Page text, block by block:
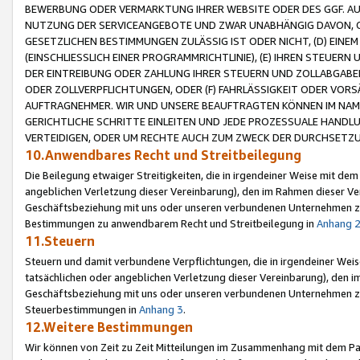
BEWERBUNG ODER VERMARKTUNG IHRER WEBSITE ODER DES GGF.
NUTZUNG DER SERVICEANGEBOTE UND ZWAR UNABHÄNGIG
GESETZLICHEN BESTIMMUNGEN ZULÄSSIG IST ODER NICHT, (D)
(EINSCHLIESSLICH EINER PROGRAMMRICHTLINIE), (E) IHREN
DER EINTREIBUNG ODER ZAHLUNG IHRER STEUERN UND
ODER ZOLLVERPFLICHTUNGEN, ODER (F) FAHRLÄSSIGKEIT ODER
AUFTRAGNEHMER. WIR UND UNSERE BEAUFTRAGTEN KÖNNEN IM
GERICHTLICHE SCHRITTE EINLEITEN UND JEDE PROZESSUALE
VERTEIDIGEN, ODER UM RECHTE AUCH ZUM ZWECK DER
10.Anwendbares Recht und Streitbeilegung
Die Beilegung etwaiger Streitigkeiten, die in irgendeiner Weise mit
angeblichen Verletzung dieser Vereinbarung), den im Rahmen dieser
Geschäftsbeziehung mit uns oder unseren verbundenen
Bestimmungen zu anwendbarem Recht und Streitbeilegung in Anhang 2
11.Steuern
Steuern und damit verbundene Verpflichtungen, die in irgendeiner
tatsächlichen oder angeblichen Verletzung dieser Vereinbarung), den
Geschäftsbeziehung mit uns oder unseren verbundenen
Steuerbestimmungen in Anhang 3.
12.Weitere Bestimmungen
Wir können von Zeit zu Zeit Mitteilungen im Zusammenhang mit dem